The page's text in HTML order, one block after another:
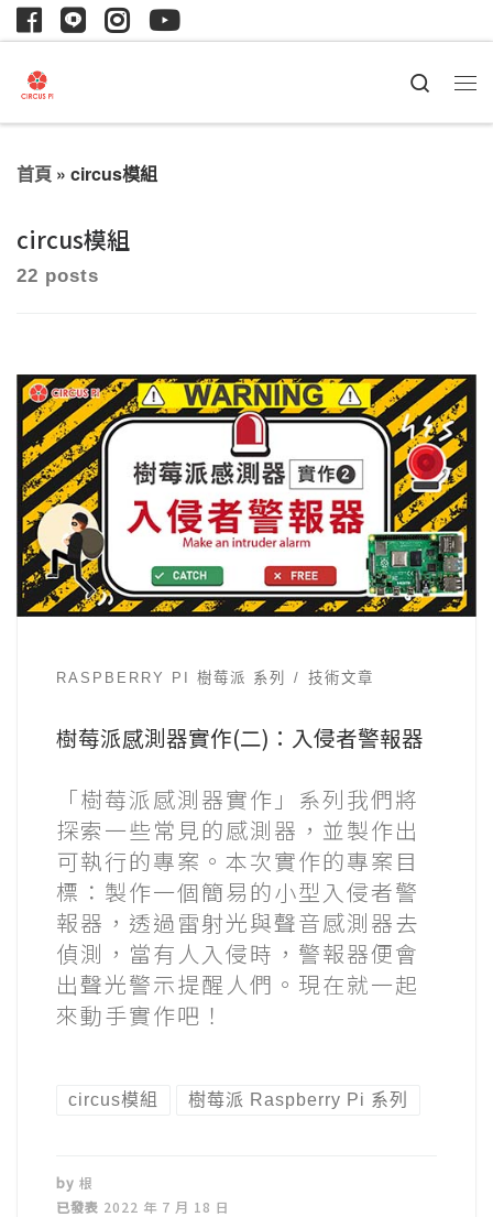
Search
首頁 » circus模組
circus模組
22 posts
RASPBERRY PI 樹莓派 系列 技術文章
樹莓派感測器實作(二)：入侵者警報器
「樹莓派感測器實作」系列我們將
探索一些常見的感測器，並製作出
可執行的專案。本次實作的專案目
標：製作一個簡易的小型入侵者警
報器，透過雷射光與聲音感測器去
偵測，當有人入侵時，警報器便會
出聲光警示提醒人們。現在就一起
來動手實作吧！
circus模組 樹莓派 Raspberry Pi 系列
by 根
已發表 2022 年 7 月 18 日